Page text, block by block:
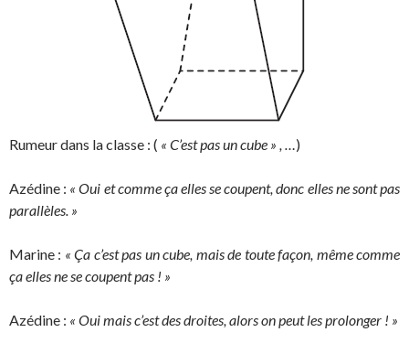
Rumeur dans la classe : ( « C’est pas un cube » , …)
Azédine : « Oui et comme ça elles se coupent, donc elles ne sont pas
parallèles. »
Marine : « Ça c’est pas un cube, mais de toute façon, même comme
ça elles ne se coupent pas ! »
Azédine : « Oui mais c’est des droites, alors on peut les prolonger ! »